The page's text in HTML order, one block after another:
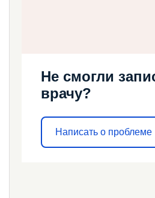
Не смогли
врачу?
Написать о проблеме